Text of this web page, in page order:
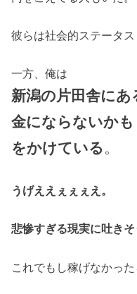
彼らは社会的ステータス
一方、俺は
新潟の片田舎にあ
金にならないか
をかけている 。
うげええぇぇぇえ。
悲惨すぎる現実に吐きそ
これでもし稼げなかっ